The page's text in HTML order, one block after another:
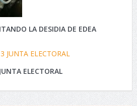
LA DESIDIA DE EDEA
ELECTORAL